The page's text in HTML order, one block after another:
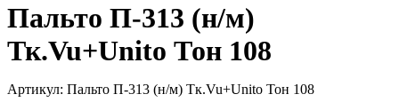
Пальто П-313 (н/м)
Тк.Vu+Unito Тон 108
Артикул: Пальто П-313 (н/м) Тк.Vu+Unito Тон 108